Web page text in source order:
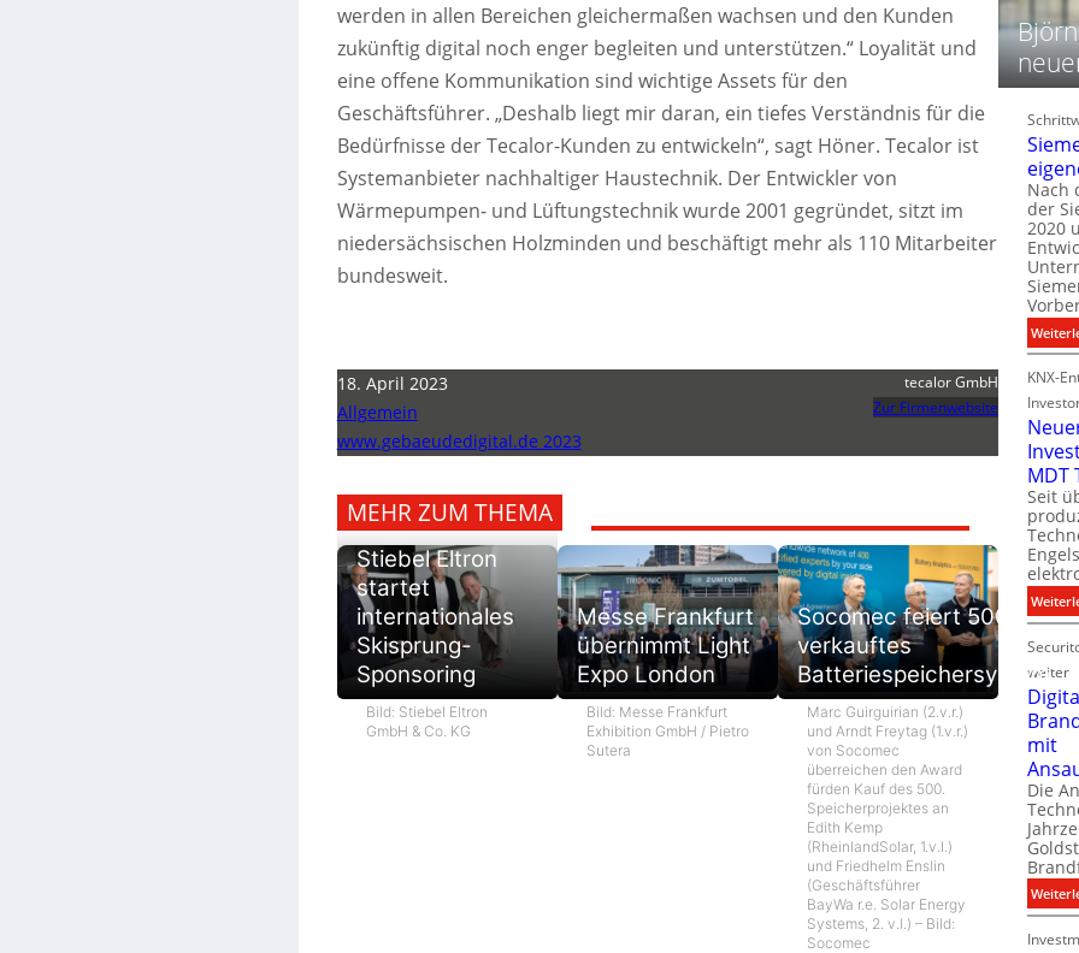
werden in allen Bereichen gleichermaßen wachsen und den Kunden
zukünftig digital noch enger begleiten und unterstützen.“ Loyalität und
eine offene Kommunikation sind wichtige Assets für den
Geschäftsführer. „Deshalb liegt mir daran, ein tiefes Verständnis für die
Bedürfnisse der Tecalor-Kunden zu entwickeln“, sagt Höner. Tecalor ist
Systemanbieter nachhaltiger Haustechnik. Der Entwickler von
Wärmepumpen- und Lüftungstechnik wurde 2001 gegründet, sitzt im
niedersächsischen Holzminden und beschäftigt mehr als 110 Mitarbeiter
bundesweit.
18. April 2023
Allgemein
www.gebaeudedigital.de 2023
tecalor GmbH
Zur Firmenwebsite
MEHR ZUM THEMA
Stiebel Eltron
startet
internationales
Skisprung-
Sponsoring
Bild: Stiebel Eltron
GmbH & Co. KG
Messe Frankfurt
übernimmt Light
Expo London
Bild: Messe Frankfurt
Exhibition GmbH / Pietro
Sutera
Socomec feiert 500.
verkauftes
Batteriespeichersystem
Marc Guirguirian (2.v.r.)
und Arndt Freytag (1.v.r.)
von Socomec
überreichen den Award
fürden Kauf des 500.
Speicherprojektes an
Edith Kemp
(RheinlandSolar, 1.v.l.)
und Friedhelm Enslin
(Geschäftsführer
BayWa r.e. Solar Energy
Systems, 2. v.l.) – Bild:
Socomec
c
h
t
l
e
c
t
g
s
t
c
i
k
s
e
f
r
i
g
i
t
l
P
d
t
a
t
Nach
der
2020
KNX-
MDT
Seit
weiter
mit
Die